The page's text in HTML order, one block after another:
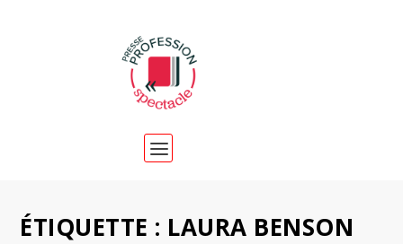
ÉTIQUETTE : LAURA BENSON